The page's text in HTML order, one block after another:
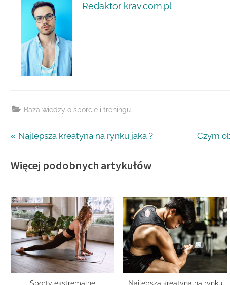
Redaktor krav.com.pl
Baza wiedzy o sporcie i treningu
Nawigacja
wpisu
P
e
v
o
u
s
P
o
Najlepsza kreatyna na rynku jaka ?
N
t
o
s
t
:
Czym
Więcej podobnych artykułów
Sporty ekstremalne Najlepsza kreatyna na rynku